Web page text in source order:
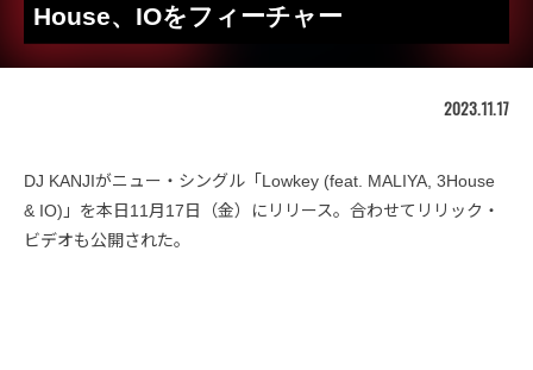
House、IOをフィーチャー
2023.11.17
DJ KANJIがニュー・シングル「Lowkey (feat. MALIYA, 3House
& IO)」を本日11月17日（金）にリリース。合わせてリリック・
ビデオも公開された。